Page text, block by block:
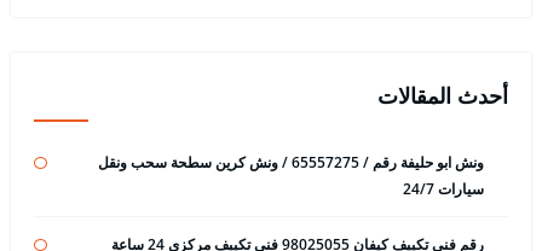
أحدث المقالات
ونش ابو حليفة رقم / 65557275 / ونش كرين سطحة سحب ونقل
سيارات 24/7
رقم فني تكييف كيفان 98025055 فني تكييف مركزي 24 ساعة